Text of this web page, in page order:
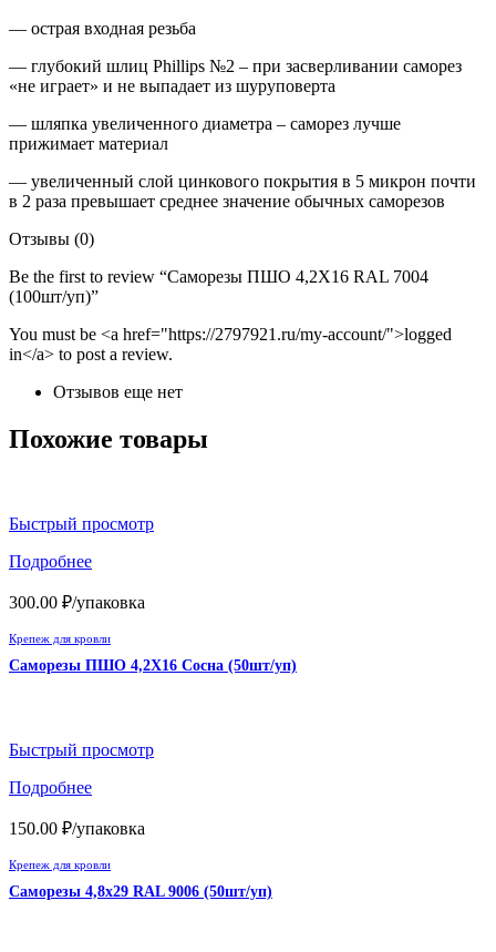
— острая входная резьба
— глубокий шлиц Phillips №2 – при засверливании саморез
«не играет» и не выпадает из шуруповерта
— шляпка увеличенного диаметра – саморез лучше
прижимает материал
— увеличенный слой цинкового покрытия в 5 микрон почти
в 2 раза превышает среднее значение обычных саморезов
Отзывы (0)
Be the first to review “Саморезы ПШО 4,2Х16 RAL 7004
(100шт/уп)”
You must be <a href="https://2797921.ru/my-account/">logged
in</a> to post a review.
Отзывов еще нет
Похожие товары
Быстрый просмотр
Подробнее
300.00 ₽/упаковка
Крепеж для кровли
Саморезы ПШО 4,2Х16 Сосна (50шт/уп)
Быстрый просмотр
Подробнее
150.00 ₽/упаковка
Крепеж для кровли
Саморезы 4,8х29 RAL 9006 (50шт/уп)